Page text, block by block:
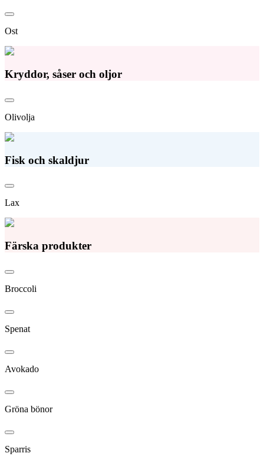
Ost
Kryddor, såser och oljor
Olivolja
Fisk och skaldjur
Lax
Färska produkter
Broccoli
Spenat
Avokado
Gröna bönor
Sparris